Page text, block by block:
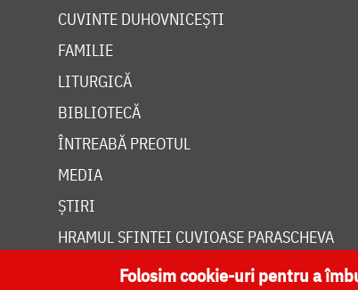
CUVINTE DUHOVNICEȘTI
FAMILIE
LITURGICĂ
BIBLIOTECĂ
ÎNTREABĂ PREOTUL
MEDIA
ȘTIRI
HRAMUL SFINTEI CUVIOASE PARASCHEVA
Folosim cookie-uri pentru a